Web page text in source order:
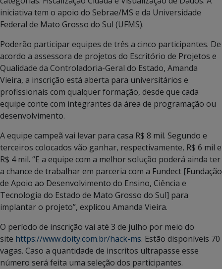
iniciativa tem o apoio do Sebrae/MS e da Universidade
Federal de Mato Grosso do Sul (UFMS).
Poderão participar equipes de três a cinco participantes. De
acordo a assessora de projetos do Escritório de Projetos e
Qualidade da Controladoria-Geral do Estado, Amanda
Vieira, a inscrição está aberta para universitários e
profissionais com qualquer formação, desde que cada
equipe conte com integrantes da área de programação ou
desenvolvimento.
A equipe campeã vai levar para casa R$ 8 mil. Segundo e
terceiros colocados vão ganhar, respectivamente, R$ 6 mil e
R$ 4 mil. “E a equipe com a melhor solução poderá ainda ter
a chance de trabalhar em parceria com a Fundect [Fundação
de Apoio ao Desenvolvimento do Ensino, Ciência e
Tecnologia do Estado de Mato Grosso do Sul] para
implantar o projeto”, explicou Amanda Vieira.
O período de inscrição vai até 3 de julho por meio do
site https://www.doity.com.br/hack-ms. Estão disponíveis 70
vagas. Caso a quantidade de inscritos ultrapasse esse
número será feita uma seleção dos participantes.